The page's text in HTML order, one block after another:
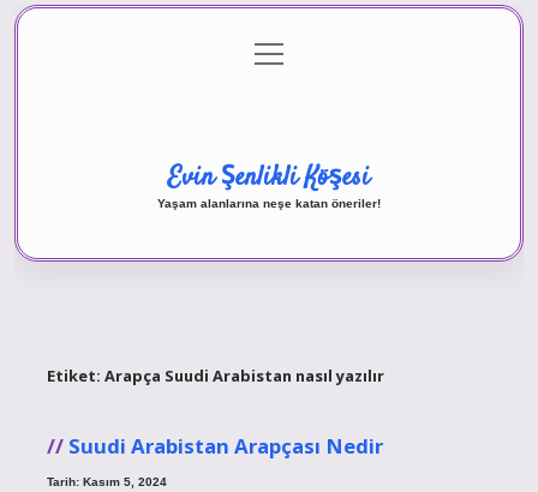
Gizlilik Politikası
menüyü
aç
Evin Şenlikli Köşesi
Yaşam alanlarına neşe katan öneriler!
Etiket: Arapça Suudi Arabistan nasıl yazılır
Suudi Arabistan Arapçası Nedir
Tarih: Kasım 5, 2024